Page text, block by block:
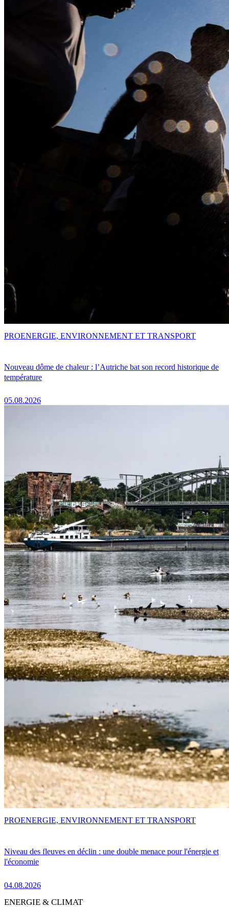
Nouveau dôme de chaleur : l’Autriche bat son record historique de
température
05.08.2026
PROENERGIE, ENVIRONNEMENT ET TRANSPORT
Niveau des fleuves en déclin : une double menace pour l'énergie et
l'économie
04.08.2026
PROENERGIE, ENVIRONNEMENT ET TRANSPORT
ENERGIE & CLIMAT